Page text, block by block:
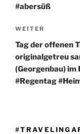
#abersüß
Nächster
Beitrag
WEITER
Tag der offenen
originalgetreu
(Georgenbau) im
#Regentag